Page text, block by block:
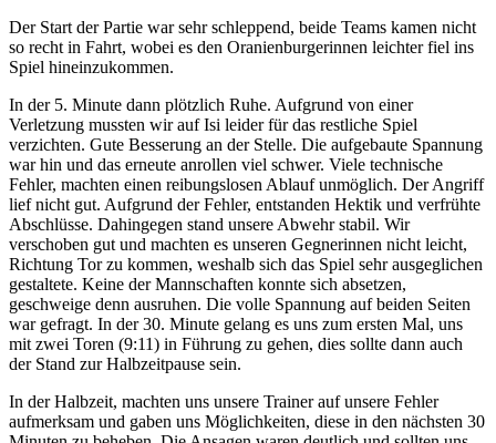
Der Start der Partie war sehr schleppend, beide Teams kamen nicht
so recht in Fahrt, wobei es den Oranienburgerinnen leichter fiel ins
Spiel hineinzukommen.
In der 5. Minute dann plötzlich Ruhe. Aufgrund von einer
Verletzung mussten wir auf Isi leider für das restliche Spiel
verzichten. Gute Besserung an der Stelle. Die aufgebaute Spannung
war hin und das erneute anrollen viel schwer. Viele technische
Fehler, machten einen reibungslosen Ablauf unmöglich. Der Angriff
lief nicht gut. Aufgrund der Fehler, entstanden Hektik und verfrühte
Abschlüsse. Dahingegen stand unsere Abwehr stabil. Wir
verschoben gut und machten es unseren Gegnerinnen nicht leicht,
Richtung Tor zu kommen, weshalb sich das Spiel sehr ausgeglichen
gestaltete. Keine der Mannschaften konnte sich absetzen,
geschweige denn ausruhen. Die volle Spannung auf beiden Seiten
war gefragt. In der 30. Minute gelang es uns zum ersten Mal, uns
mit zwei Toren (9:11) in Führung zu gehen, dies sollte dann auch
der Stand zur Halbzeitpause sein.
In der Halbzeit, machten uns unsere Trainer auf unsere Fehler
aufmerksam und gaben uns Möglichkeiten, diese in den nächsten 30